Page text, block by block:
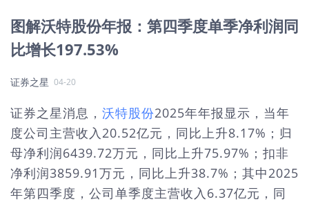
图解沃特股份年报：第四季度单季净利润同
比增长197.53%
证券之星 04-20
证券之星消息， 沃特股份2025年年报显示，当年
度公司主营收入20.52亿元，同比上升8.17%；归
母净利润6439.72万元，同比上升75.97%；扣非
净利润3859.91万元，同比上升38.7%；其中2025
年第四季度，公司单季度主营收入6.37亿元，同